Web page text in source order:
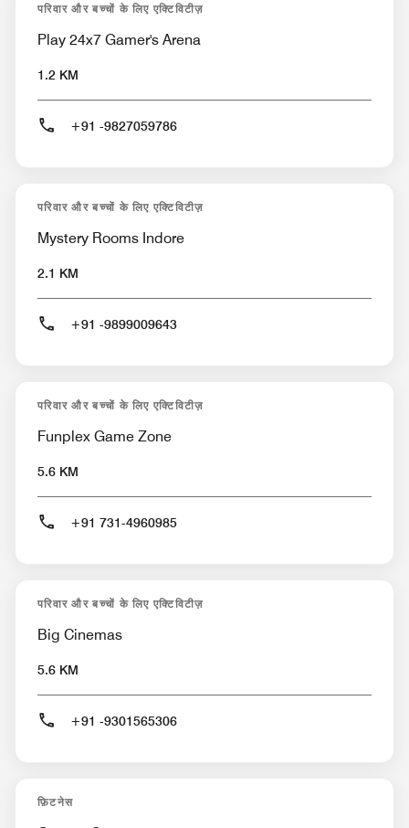
परिवार और बच्चों के लिए एक्टिविटीज़
Play 24x7 Gamer's Arena
1.2 KM
+91 -9827059786
परिवार और बच्चों के लिए एक्टिविटीज़
Mystery Rooms Indore
2.1 KM
+91 -9899009643
परिवार और बच्चों के लिए एक्टिविटीज़
Funplex Game Zone
5.6 KM
+91 731-4960985
परिवार और बच्चों के लिए एक्टिविटीज़
Big Cinemas
5.6 KM
+91 -9301565306
फ़िटनेस